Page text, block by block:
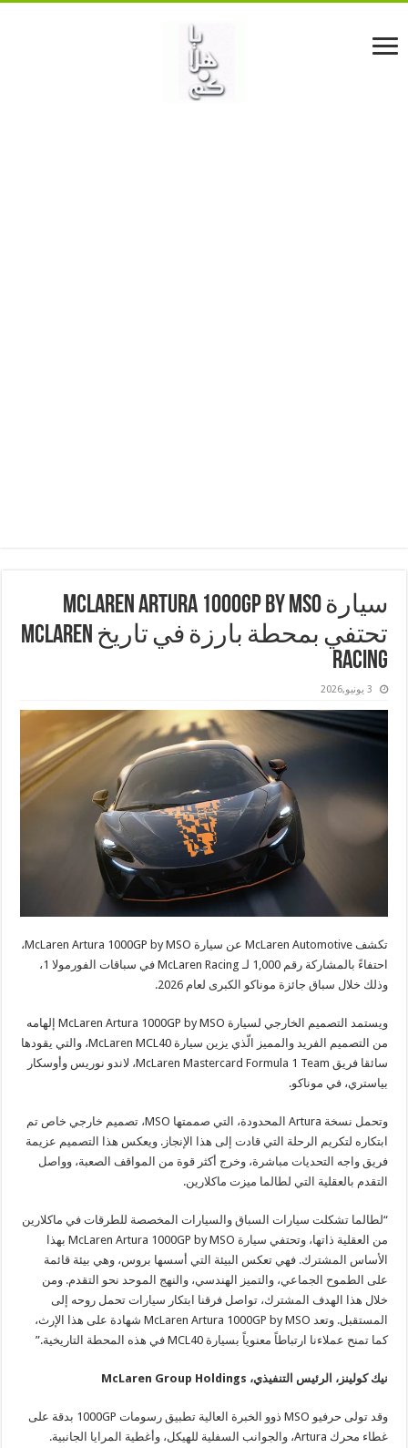
سيارة McLaren Artura 1000GP by MSO
تحتفي بمحطة بارزة في تاريخ McLaren
Racing
3 يونيو,2026
تكشف McLaren Automotive عن سيارة McLaren Artura 1000GP by MSO،
احتفاءً بالمشاركة رقم 1,000 لـ McLaren Racing في سباقات الفورمولا 1،
وذلك خلال سباق جائزة موناكو الكبرى لعام 2026.
ويستمد التصميم الخارجي لسيارة McLaren Artura 1000GP by MSO إلهامه
من التصميم الفريد والمميز الّذي يزين سيارة McLaren MCL40، والتي يقودها
سائقا فريق McLaren Mastercard Formula 1 Team، لاندو نوريس وأوسكار
بياستري، في موناكو.
وتحمل نسخة Artura المحدودة، التي صممتها MSO، تصميم خارجي خاص تم
ابتكاره لتكريم الرحلة التي قادت إلى هذا الإنجاز. ويعكس هذا التصميم عزيمة
فريق واجه التحديات مباشرة، وخرج أكثر قوة من المواقف الصعبة، وواصل
التقدم بالعقلية التي لطالما ميزت ماكلارين.
“لطالما تشكلت سيارات السباق والسيارات المخصصة للطرقات في ماكلارين
من العقلية ذاتها، وتحتفي سيارة McLaren Artura 1000GP by MSO بهذا
الأساس المشترك. فهي تعكس البيئة التي أسسها بروس، وهي بيئة قائمة
على الطموح الجماعي، والتميز الهندسي، والنهج الموحد نحو التقدم. ومن
خلال هذا الهدف المشترك، تواصل فرقنا ابتكار سيارات تحمل روحه إلى
المستقبل. وتعد McLaren Artura 1000GP by MSO شهادة على هذا الإرث،
كما تمنح عملاءنا ارتباطاً معنوياً بسيارة MCL40 في هذه المحطة التاريخية.”
نيك كولينز، الرئيس التنفيذي، McLaren Group Holdings
وقد تولى حرفيو MSO ذوو الخبرة العالية تطبيق رسومات 1000GP بدقة على
غطاء محرك Artura، والجوانب السفلية للهيكل، وأغطية المرايا الجانبية.